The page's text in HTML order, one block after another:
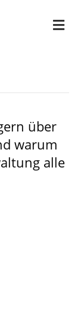
über
warum
alle